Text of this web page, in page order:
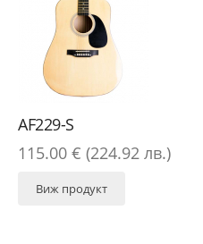
AF229-S
115.00 € (224.92 лв.)
Виж продукт